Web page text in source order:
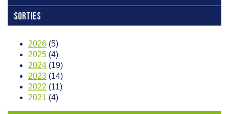
SORTIES
2026 (5)
2025 (4)
2024 (19)
2023 (14)
2022 (11)
2021 (4)